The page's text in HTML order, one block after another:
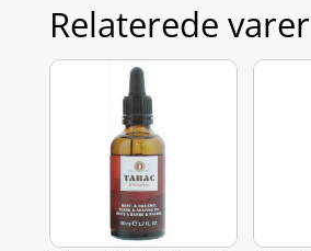
Relaterede varer